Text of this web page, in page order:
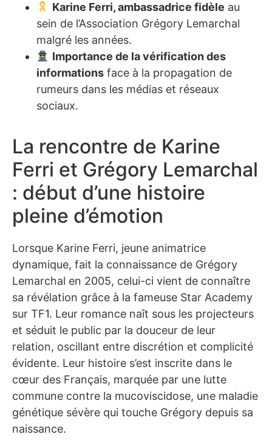
Karine Ferri, ambassadrice fidèle au
sein de l’Association Grégory Lemarchal
malgré les années.
Importance de la vérification des
informations face à la propagation de
rumeurs dans les médias et réseaux
sociaux.
La rencontre de Karine
Ferri et Grégory Lemarchal
: début d’une histoire
pleine d’émotion
Lorsque Karine Ferri, jeune animatrice
dynamique, fait la connaissance de Grégory
Lemarchal en 2005, celui-ci vient de connaître
sa révélation grâce à la fameuse Star Academy
sur TF1. Leur romance naît sous les projecteurs
et séduit le public par la douceur de leur
relation, oscillant entre discrétion et complicité
évidente. Leur histoire s’est inscrite dans le
cœur des Français, marquée par une lutte
commune contre la mucoviscidose, une maladie
génétique sévère qui touche Grégory depuis sa
naissance.